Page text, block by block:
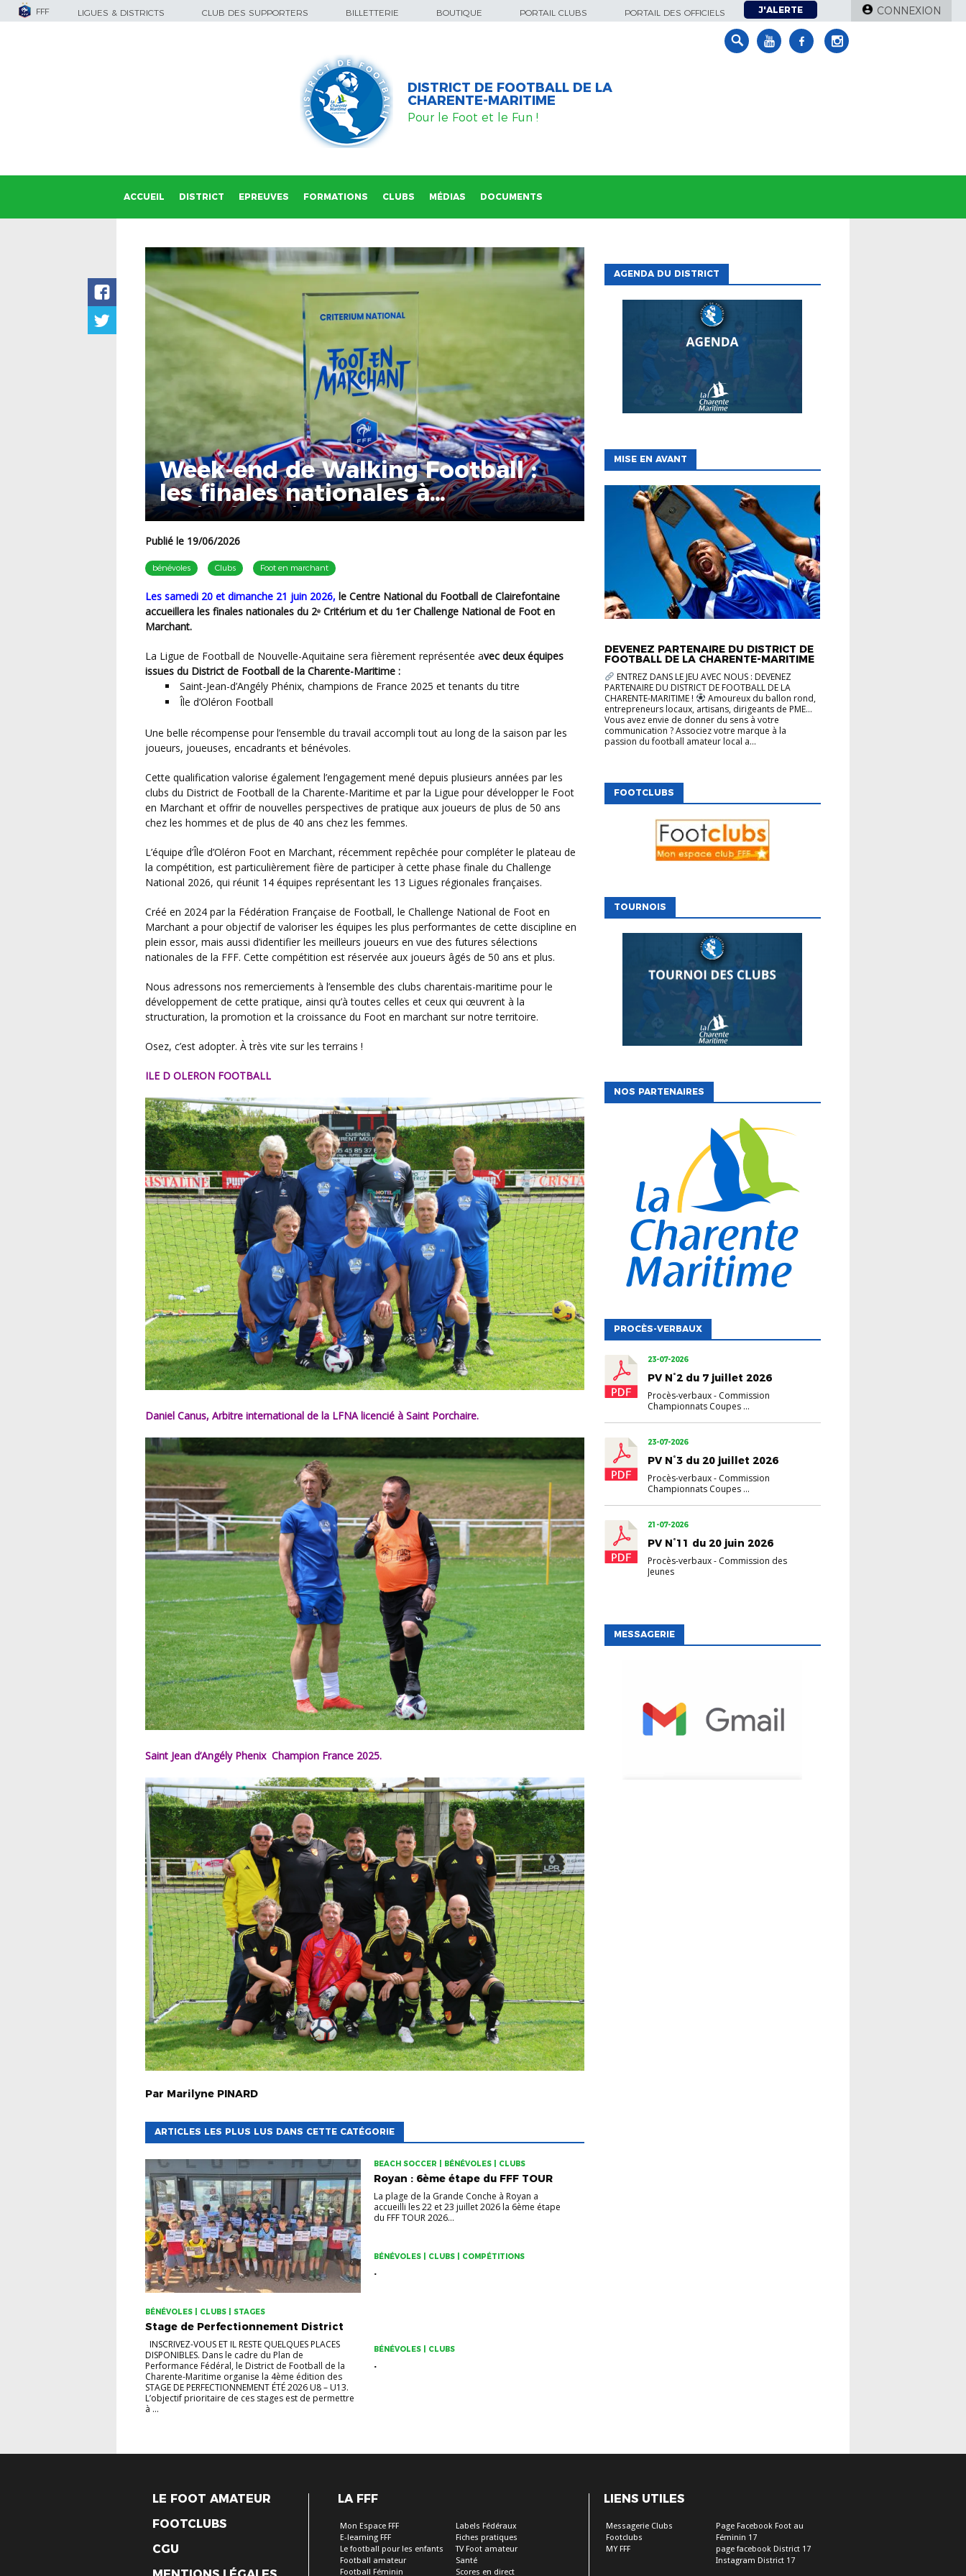
FFF LIGUES & DISTRICTS CLUB DES SUPPORTERS BILLETTERIE BOUTIQUE PORTAIL CLUBS PORTAIL DES OFFICIELS J'ALERTE CONNEXION
DISTRICT DE FOOTBALL DE LA
CHARENTE-MARITIME
Pour le Foot et le Fun !
ACCUEIL DISTRICT EPREUVES FORMATIONS CLUBS MÉDIAS DOCUMENTS
Week-end de Walking Football :
les finales nationales à
Clairefontaine
Publié le 19/06/2026
bénévoles Clubs Foot en marchant
Les samedi 20 et dimanche 21 juin 2026, le Centre National du Football de Clairefontaine
accueillera les finales nationales du 2ᵉ Critérium et du 1er Challenge National de Foot en
Marchant.
La Ligue de Football de Nouvelle-Aquitaine sera fièrement représentée avec deux équipes
issues du District de Football de la Charente-Maritime :
Saint-Jean-d’Angély Phénix, champions de France 2025 et tenants du titre
Île d’Oléron Football
Une belle récompense pour l’ensemble du travail accompli tout au long de la saison par les
joueurs, joueuses, encadrants et bénévoles.
Cette qualification valorise également l’engagement mené depuis plusieurs années par les
clubs du District de Football de la Charente-Maritime et par la Ligue pour développer le Foot
en Marchant et offrir de nouvelles perspectives de pratique aux joueurs de plus de 50 ans
chez les hommes et de plus de 40 ans chez les femmes.
L’équipe d’Île d’Oléron Foot en Marchant, récemment repêchée pour compléter le plateau de
la compétition, est particulièrement fière de participer à cette phase finale du Challenge
National 2026, qui réunit 14 équipes représentant les 13 Ligues régionales françaises.
Créé en 2024 par la Fédération Française de Football, le Challenge National de Foot en
Marchant a pour objectif de valoriser les équipes les plus performantes de cette discipline en
plein essor, mais aussi d’identifier les meilleurs joueurs en vue des futures sélections
nationales de la FFF. Cette compétition est réservée aux joueurs âgés de 50 ans et plus.
Nous adressons nos remerciements à l’ensemble des clubs charentais-maritime pour le
développement de cette pratique, ainsi qu’à toutes celles et ceux qui œuvrent à la
structuration, la promotion et la croissance du Foot en marchant sur notre territoire.
Osez, c’est adopter. À très vite sur les terrains !
ILE D OLERON FOOTBALL
Daniel Canus, Arbitre international de la LFNA licencié à Saint Porchaire.
Saint Jean d’Angély Phenix Champion France 2025.
Par Marilyne PINARD
ARTICLES LES PLUS LUS DANS CETTE CATÉGORIE
BÉNÉVOLES | CLUBS | STAGES
Stage de Perfectionnement District
INSCRIVEZ-VOUS ET IL RESTE QUELQUES PLACES
DISPONIBLES. Dans le cadre du Plan de
Performance Fédéral, le District de Football de la
Charente-Maritime organise la 4ème édition des
STAGE DE PERFECTIONNEMENT ÉTÉ 2026 U8 – U13.
L’objectif prioritaire de ces stages est de permettre
à ...
BEACH SOCCER | BÉNÉVOLES | CLUBS
Royan : 6ème étape du FFF TOUR
La plage de la Grande Conche à Royan a
accueilli les 22 et 23 juillet 2026 la 6ème étape
du FFF TOUR 2026...
BÉNÉVOLES | CLUBS | COMPÉTITIONS
.
BÉNÉVOLES | CLUBS
.
AGENDA DU DISTRICT
MISE EN AVANT
DEVENEZ PARTENAIRE DU DISTRICT DE
FOOTBALL DE LA CHARENTE-MARITIME
ENTREZ DANS LE JEU AVEC NOUS : DEVENEZ
PARTENAIRE DU DISTRICT DE FOOTBALL DE LA
CHARENTE-MARITIME !
Amoureux du ballon rond,
entrepreneurs locaux, artisans, dirigeants de PME…
Vous avez envie de donner du sens à votre
communication ? Associez votre marque à la
passion du football amateur local a...
FOOTCLUBS
TOURNOIS
NOS PARTENAIRES
PROCÈS-VERBAUX
23-07-2026
PV N°2 du 7 juillet 2026
Procès-verbaux- Commission
Championnats Coupes ...
23-07-2026
PV N°3 du 20 juillet 2026
Procès-verbaux- Commission
Championnats Coupes ...
21-07-2026
PV N°11 du 20 juin 2026
Procès-verbaux- Commission des
Jeunes
MESSAGERIE
LE FOOT AMATEUR
FOOTCLUBS
CGU
LA FFF
Mon Espace FFF
E-learning FFF
Le football pour les enfants
Football amateur
Football Féminin
Labels Fédéraux
Fiches pratiques
TV Foot amateur
Santé
Scores en direct
LIENS UTILES
Messagerie Clubs
Footclubs
MY FFF
Page Facebook Foot au
Féminin 17
page facebook District 17
Instagram District 17